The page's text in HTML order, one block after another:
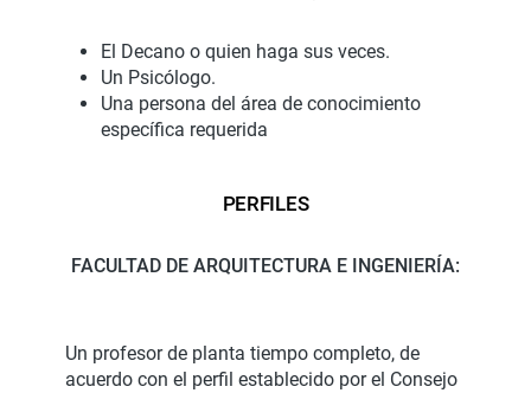
El Decano o quien haga sus veces.
Un Psicólogo.
Una persona del área de conocimiento
específica requerida
PERFILES
FACULTAD DE ARQUITECTURA E INGENIERÍA:
Un profesor de planta tiempo completo, de
acuerdo con el perfil establecido por el Consejo